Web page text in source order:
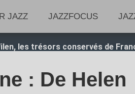
JAZZ JAZZFOCUS
les trésors conservés de
: De Helen